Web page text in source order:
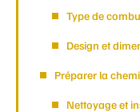
Type de
Design et
Préparer la
Nettoyage et